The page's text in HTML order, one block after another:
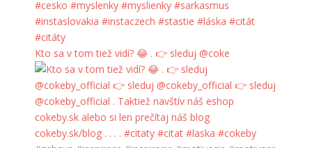
Kto sa v tom tiež vidí? 😂 . 👉 sleduj @coke